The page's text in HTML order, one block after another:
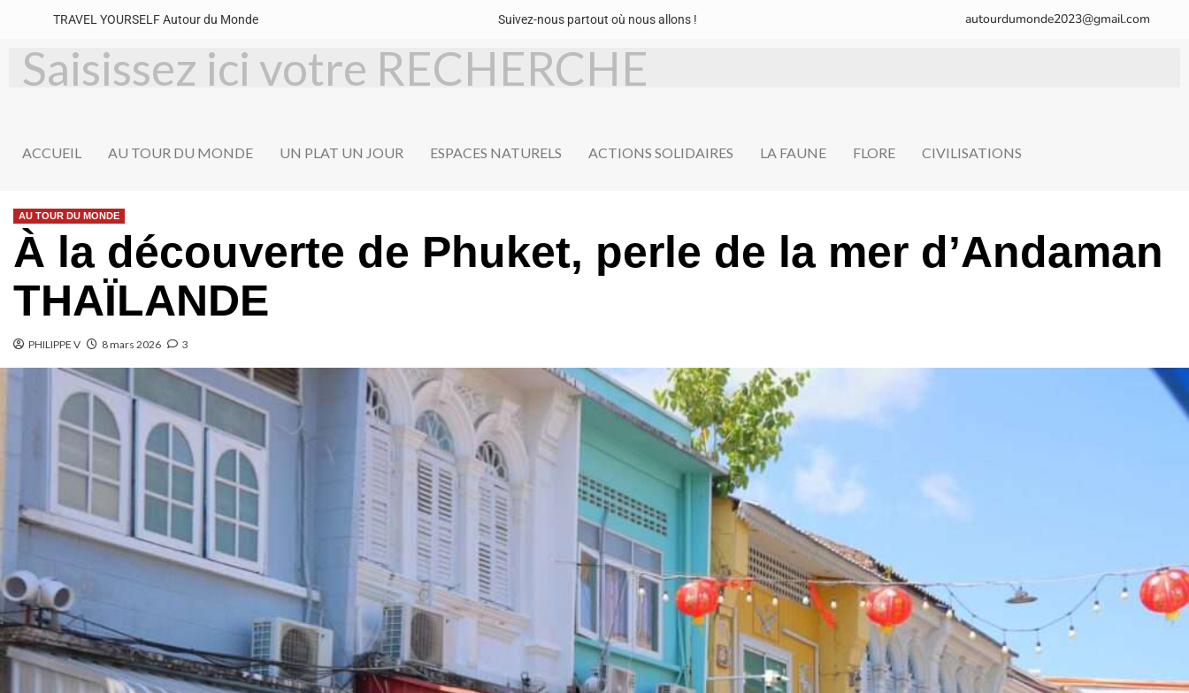
TRAVEL YOURSELF Autour du Monde Suivez-nous partout où nous allons ! autourdumonde2023@gmail.com
ACCUEIL AU TOUR DU MONDE UN PLAT UN JOUR ESPACES NATURELS ACTIONS SOLIDAIRES LA FAUNE FLORE CIVILISATIONS
AU TOUR DU MONDE
À la découverte de Phuket, perle de la mer d’Andaman
THAÏLANDE
PHILIPPE V 8 mars 2026 3